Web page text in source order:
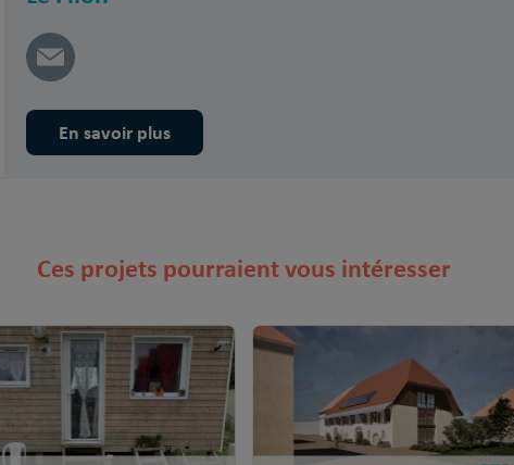
En savoir plus
Ces projets pourraient vous intéresser